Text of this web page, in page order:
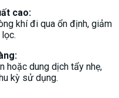
cao:
khí đi qua ổn định, giảm
hoặc dung dịch tẩy nhẹ,
kỳ sử dụng.